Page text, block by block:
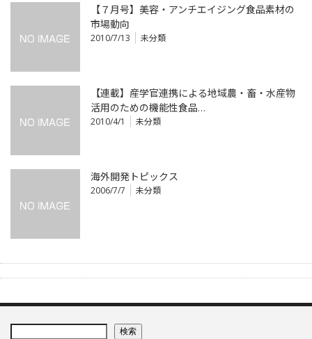
【７月号】美容・アンチエイジング食品素材の
市場動向
2010/7/13 未分類
【連載】産学官連携による地域農・畜・水産物
活用のための機能性食品…
2010/4/1 未分類
海外開発トピックス
2006/7/7 未分類
検索